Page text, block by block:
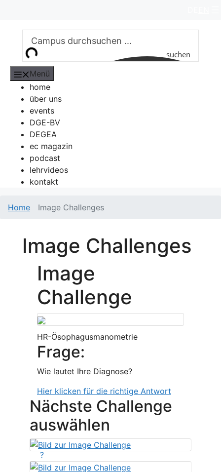
springen
suchen
Menü
home
über uns
events
DGE-BV
DEGEA
ec magazin
podcast
lehrvideos
kontakt
Home Image Challenges
Image Challenges
Image
Challenge
HR-Ösophagusmanometrie
Frage:
Wie lautet Ihre Diagnose?
Hier klicken für die richtige Antwort
Nächste Challenge
auswählen
?